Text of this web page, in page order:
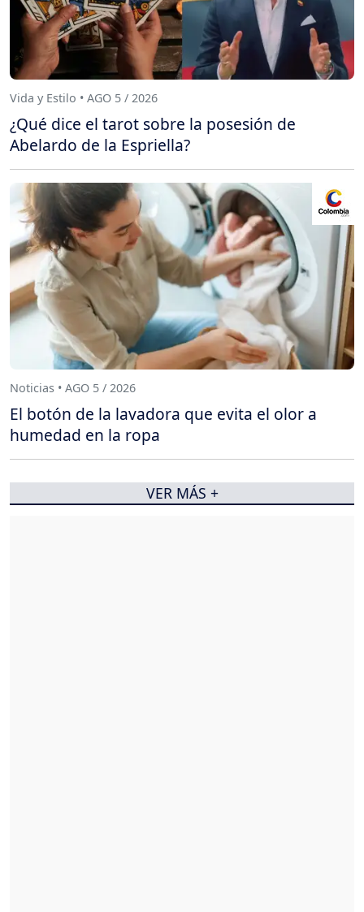
Vida y Estilo • AGO 5 / 2026
¿Qué dice el tarot sobre la posesión de
Abelardo de la Espriella?
Noticias • AGO 5 / 2026
El botón de la lavadora que evita el olor a
humedad en la ropa
VER MÁS +